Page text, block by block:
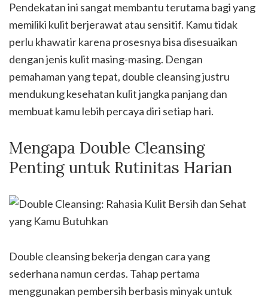
Pendekatan ini sangat membantu terutama bagi yang
memiliki kulit berjerawat atau sensitif. Kamu tidak
perlu khawatir karena prosesnya bisa disesuaikan
dengan jenis kulit masing-masing. Dengan
pemahaman yang tepat, double cleansing justru
mendukung kesehatan kulit jangka panjang dan
membuat kamu lebih percaya diri setiap hari.
Mengapa Double Cleansing
Penting untuk Rutinitas Harian
Double cleansing bekerja dengan cara yang
sederhana namun cerdas. Tahap pertama
menggunakan pembersih berbasis minyak untuk